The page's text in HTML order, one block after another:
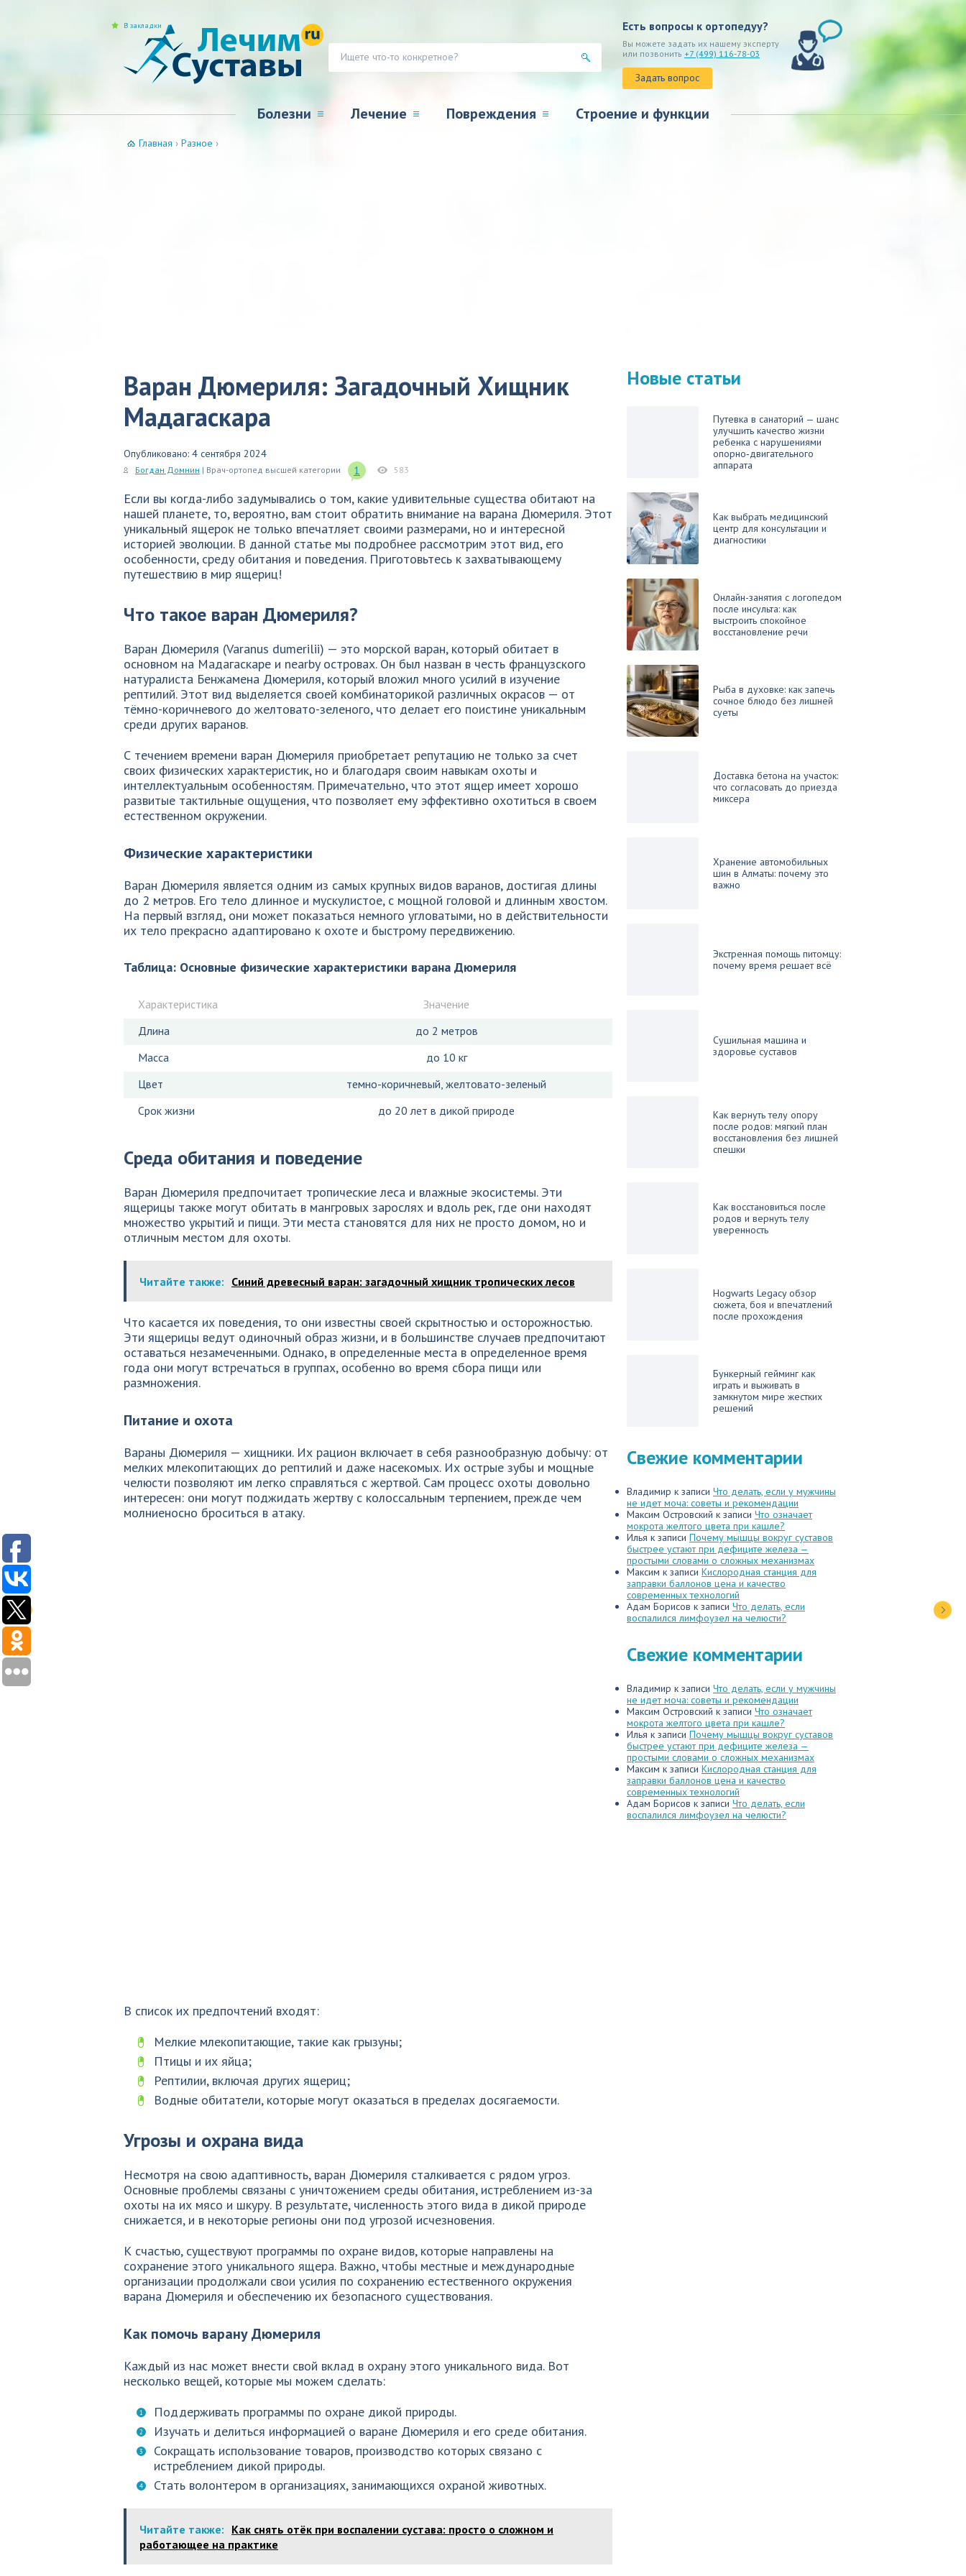
Есть вопросы к ортопедуу?
Вы можете задать их нашему эксперту
или позвонить +7 (499) 116-78-03
Задать вопрос
Болезни Лечение Повреждения Строение и функции
В закладки
Главная › Разное ›
Варан Дюмериля: Загадочный Хищник
Мадагаскара
Опубликовано: 4 сентября 2024
Богдан Домнин | Врач-ортопед высшей категории 1 583
Если вы когда-либо задумывались о том, какие удивительные существа обитают на
нашей планете, то, вероятно, вам стоит обратить внимание на варана Дюмериля. Этот
уникальный ящерок не только впечатляет своими размерами, но и интересной
историей эволюции. В данной статье мы подробнее рассмотрим этот вид, его
особенности, среду обитания и поведения. Приготовьтесь к захватывающему
путешествию в мир ящериц!
Что такое варан Дюмериля?
Варан Дюмериля (Varanus dumerilii) — это морской варан, который обитает в
основном на Мадагаскаре и nearby островах. Он был назван в честь французского
натуралиста Бенжамена Дюмериля, который вложил много усилий в изучение
рептилий. Этот вид выделяется своей комбинаторикой различных окрасов — от
тёмно-коричневого до желтовато-зеленого, что делает его поистине уникальным
среди других варанов.
С течением времени варан Дюмериля приобретает репутацию не только за счет
своих физических характеристик, но и благодаря своим навыкам охоты и
интеллектуальным особенностям. Примечательно, что этот ящер имеет хорошо
развитые тактильные ощущения, что позволяет ему эффективно охотиться в своем
естественном окружении.
Физические характеристики
Варан Дюмериля является одним из самых крупных видов варанов, достигая длины
до 2 метров. Его тело длинное и мускулистое, с мощной головой и длинным хвостом.
На первый взгляд, они может показаться немного угловатыми, но в действительности
их тело прекрасно адаптировано к охоте и быстрому передвижению.
Таблица: Основные физические характеристики варана Дюмериля
Характеристика
Значение
Длина
до 2 метров
Масса
до 10 кг
Цвет
темно-коричневый, желтовато-зеленый
Срок жизни
до 20 лет в дикой природе
Среда обитания и поведение
Варан Дюмериля предпочитает тропические леса и влажные экосистемы. Эти
ящерицы также могут обитать в мангровых зарослях и вдоль рек, где они находят
множество укрытий и пищи. Эти места становятся для них не просто домом, но и
отличным местом для охоты.
Читайте также: Синий древесный варан: загадочный хищник тропических лесов
Что касается их поведения, то они известны своей скрытностью и осторожностью.
Эти ящерицы ведут одиночный образ жизни, и в большинстве случаев предпочитают
оставаться незамеченными. Однако, в определенные места в определенное время
года они могут встречаться в группах, особенно во время сбора пищи или
размножения.
Питание и охота
Вараны Дюмериля — хищники. Их рацион включает в себя разнообразную добычу: от
мелких млекопитающих до рептилий и даже насекомых. Их острые зубы и мощные
челюсти позволяют им легко справляться с жертвой. Сам процесс охоты довольно
интересен: они могут поджидать жертву с колоссальным терпением, прежде чем
молниеносно броситься в атаку.
В список их предпочтений входят:
Мелкие млекопитающие, такие как грызуны;
Птицы и их яйца;
Рептилии, включая других ящериц;
Водные обитатели, которые могут оказаться в пределах досягаемости.
Угрозы и охрана вида
Несмотря на свою адаптивность, варан Дюмериля сталкивается с рядом угроз.
Основные проблемы связаны с уничтожением среды обитания, истреблением из-за
охоты на их мясо и шкуру. В результате, численность этого вида в дикой природе
снижается, и в некоторые регионы они под угрозой исчезновения.
К счастью, существуют программы по охране видов, которые направлены на
сохранение этого уникального ящера. Важно, чтобы местные и международные
организации продолжали свои усилия по сохранению естественного окружения
варана Дюмериля и обеспечению их безопасного существования.
Как помочь варану Дюмериля
Каждый из нас может внести свой вклад в охрану этого уникального вида. Вот
несколько вещей, которые мы можем сделать:
Поддерживать программы по охране дикой природы.
Изучать и делиться информацией о варане Дюмериля и его среде обитания.
Сокращать использование товаров, производство которых связано с
истреблением дикой природы.
Стать волонтером в организациях, занимающихся охраной животных.
Читайте также: Как снять отёк при воспалении сустава: просто о сложном и
работающее на практике
Новые статьи
Путевка в санаторий — шанс
улучшить качество жизни
ребенка с нарушениями
опорно‑двигательного
аппарата
Как выбрать медицинский
центр для консультации и
диагностики
Онлайн-занятия с логопедом
после инсульта: как
выстроить спокойное
восстановление речи
Рыба в духовке: как запечь
сочное блюдо без лишней
суеты
Доставка бетона на участок:
что согласовать до приезда
миксера
Хранение автомобильных
шин в Алматы: почему это
важно
Экстренная помощь питомцу:
почему время решает всё
Сушильная машина и
здоровье суставов
Как вернуть телу опору
после родов: мягкий план
восстановления без лишней
спешки
Как восстановиться после
родов и вернуть телу
уверенность
Hogwarts Legacy обзор
сюжета, боя и впечатлений
после прохождения
Бункерный гейминг как
играть и выживать в
замкнутом мире жестких
решений
Свежие комментарии
Владимир к записи Что делать, если у мужчины
не идет моча: советы и рекомендации
Максим Островский к записи Что означает
мокрота желтого цвета при кашле?
Илья к записи Почему мышцы вокруг суставов
быстрее устают при дефиците железа —
простыми словами о сложных механизмах
Максим к записи Кислородная станция для
заправки баллонов цена и качество
современных технологий
Адам Борисов к записи Что делать, если
воспалился лимфоузел на челюсти?
Свежие комментарии
Владимир к записи Что делать, если у мужчины
не идет моча: советы и рекомендации
Максим Островский к записи Что означает
мокрота желтого цвета при кашле?
Илья к записи Почему мышцы вокруг суставов
быстрее устают при дефиците железа —
простыми словами о сложных механизмах
Максим к записи Кислородная станция для
заправки баллонов цена и качество
современных технологий
Адам Борисов к записи Что делать, если
воспалился лимфоузел на челюсти?